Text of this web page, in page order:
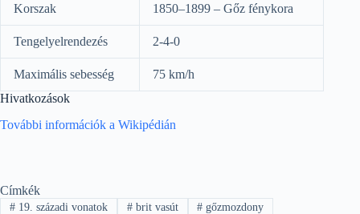
Korszak 1850–1899 – Gőz fénykora
Tengelyelrendezés 2-4-0
Maximális sebesség
75 km/h
Hivatkozások
További információk a Wikipédián
Címkék
#19. századi vonatok #brit vasút # gőzmozdony